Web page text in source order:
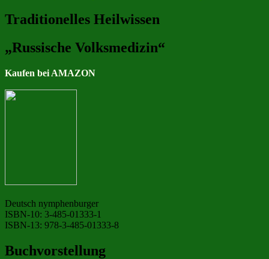
Traditionelles Heilwissen
„Russische Volksmedizin“
Kaufen bei AMAZON
Deutsch nymphenburger
ISBN-10: 3-485-01333-1
ISBN-13: 978-3-485-01333-8
Buchvorstellung